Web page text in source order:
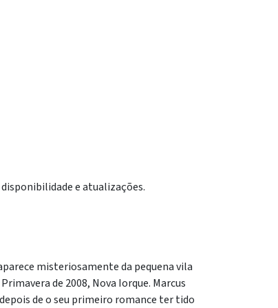
e atualizações.
misteriosamente da pequena vila
de 2008, Nova Iorque. Marcus
de o seu primeiro romance ter tido